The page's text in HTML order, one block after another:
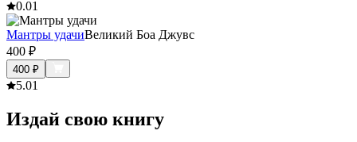
0.01
Мантры удачиВеликий Боа Джувс
400 ₽
400 ₽
5.01
Издай свою книгу